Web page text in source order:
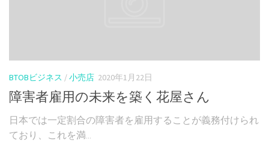
BTOBビジネス /小売店 2020年1月22日
障害者雇用の未来を築く花屋さん
日本では一定割合の障害者を雇用することが義務付けられ
ており、これを満...